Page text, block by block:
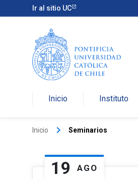
Ir al sitio UC
Inicio Instituto
Inicio keyboard_arrow_right Seminarios
19 AGO